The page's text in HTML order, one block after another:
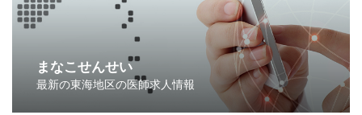
まなこせんせい
最新の東海地区の医師求人情報